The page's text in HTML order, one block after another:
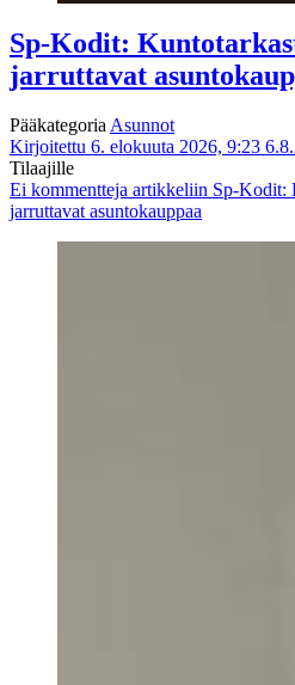
Sp-Kodit:
jarruttavat
PääkategoriaAsunnot
Kirjoitettu 6. elokuuta 2026, 9:23
Tilaajille
Ei kommentteja artikkeliin Sp-Kodit:
jarruttavat asuntokauppaa